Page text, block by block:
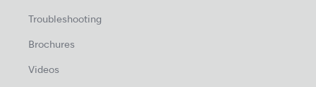
Troubleshooting
Brochures
Videos